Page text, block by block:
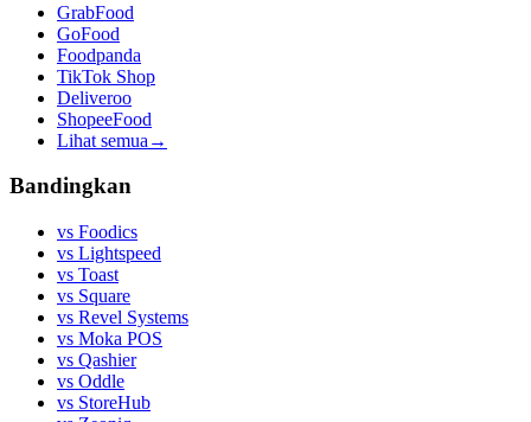
GrabFood
GoFood
Foodpanda
TikTok Shop
Deliveroo
ShopeeFood
Lihat semua →
Bandingkan
vs Foodics
vs Lightspeed
vs Toast
vs Square
vs Revel Systems
vs Moka POS
vs Qashier
vs Oddle
vs StoreHub